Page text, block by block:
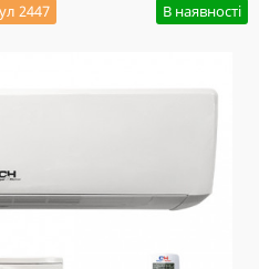
2447 В наявності